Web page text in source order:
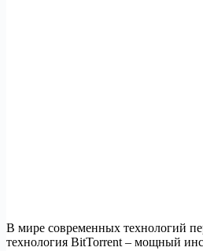
В мире современных технологий
технология BitTorrent – мощный